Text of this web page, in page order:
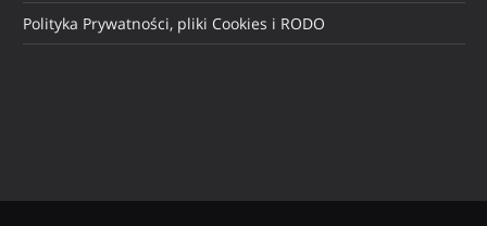
Polityka Prywatności, pliki Cookies i RODO